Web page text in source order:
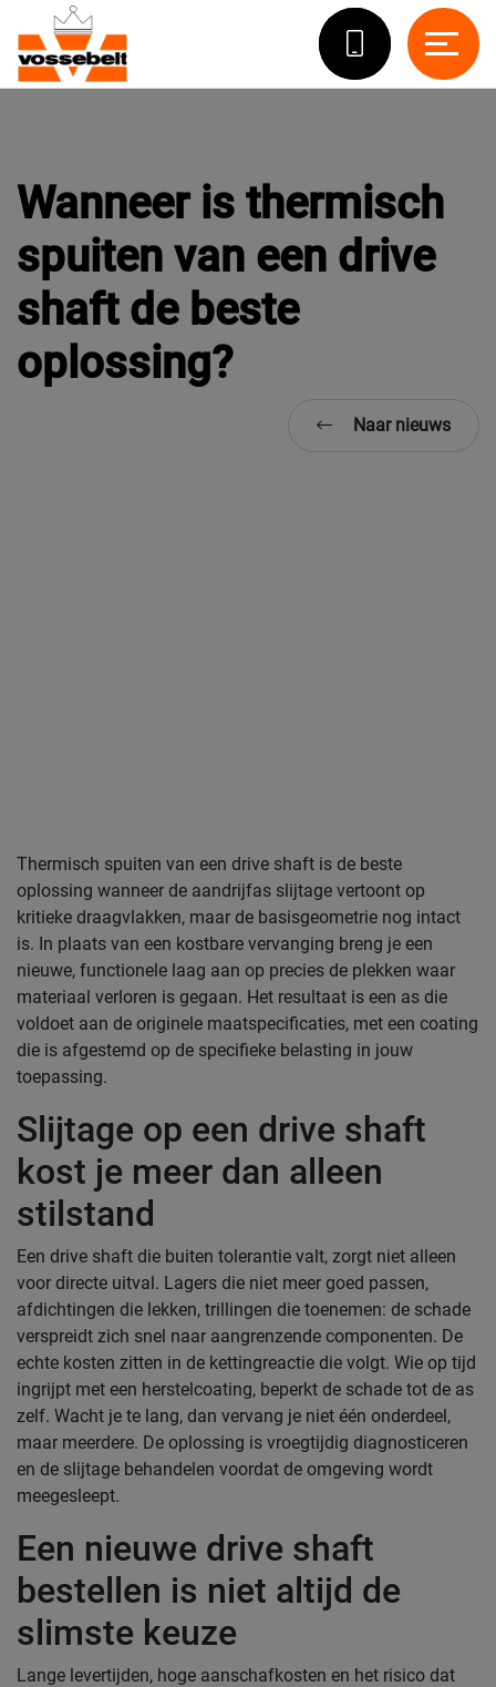
Wanneer is thermisch
spuiten van een drive
shaft de beste
oplossing?
Naar nieuws
Thermisch spuiten van een drive shaft is de beste
oplossing wanneer de aandrijfas slijtage vertoont op
kritieke draagvlakken, maar de basisgeometrie nog intact
is. In plaats van een kostbare vervanging breng je een
nieuwe, functionele laag aan op precies de plekken waar
materiaal verloren is gegaan. Het resultaat is een as die
voldoet aan de originele maatspecificaties, met een coating
die is afgestemd op de specifieke belasting in jouw
toepassing.
Slijtage op een drive shaft
kost je meer dan alleen
stilstand
Een drive shaft die buiten tolerantie valt, zorgt niet alleen
voor directe uitval. Lagers die niet meer goed passen,
afdichtingen die lekken, trillingen die toenemen: de schade
verspreidt zich snel naar aangrenzende componenten. De
echte kosten zitten in de kettingreactie die volgt. Wie op tijd
ingrijpt met een herstelcoating, beperkt de schade tot de as
zelf. Wacht je te lang, dan vervang je niet één onderdeel,
maar meerdere. De oplossing is vroegtijdig diagnosticeren
en de slijtage behandelen voordat de omgeving wordt
meegesleept.
Een nieuwe drive shaft
bestellen is niet altijd de
slimste keuze
Lange levertijden, hoge aanschafkosten en het risico dat